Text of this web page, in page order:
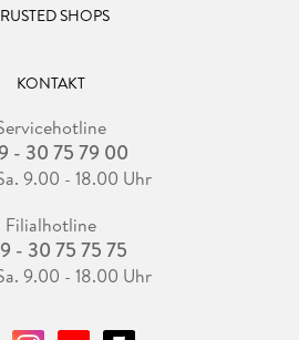
SHOPS
KONTAKT
- 30 75 79 00
9.00 - 18.00 Uhr
Filialhotline
- 30 75 75 75
9.00 - 18.00 Uhr